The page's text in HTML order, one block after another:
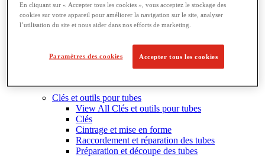
Clés et outils pour tubes
View All Clés et outils pour tubes
Clés
Cintrage et mise en forme
Raccordement et réparation des tubes
Préparation et découpe des tubes
En cliquant sur « Accepter tous les cookies », vous acceptez le stockage des
cookies sur votre appareil pour améliorer la navigation sur le site, analyser
l’utilisation du site et nous aider dans nos efforts de marketing.
Paramètres des cookies Accepter tous les cookies